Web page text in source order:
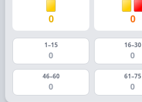
0 0
1–15
0
16–30
0
46–60
0
61–75
0